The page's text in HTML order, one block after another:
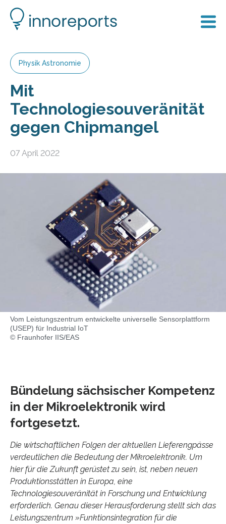
Physik Astronomie
Mit
Technologiesouveränität
gegen Chipmangel
07 April 2022
Vom Leistungszentrum entwickelte universelle Sensorplattform
(USEP) für Industrial IoT
© Fraunhofer IIS/EAS
Bündelung sächsischer Kompetenz
in der Mikroelektronik wird
fortgesetzt.
Die wirtschaftlichen Folgen der aktuellen Lieferengpässe
verdeutlichen die Bedeutung der Mikroelektronik. Um
hier für die Zukunft gerüstet zu sein, ist, neben neuen
Produktionsstätten in Europa, eine
Technologiesouveränität in Forschung und Entwicklung
erforderlich. Genau dieser Herausforderung stellt sich das
Leistungszentrum »Funktionsintegration für die